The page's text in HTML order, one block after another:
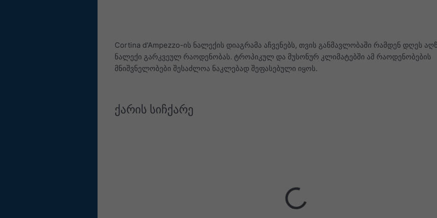
Cortina d'Ampezzo-ის ნალექის დიაგრამა აჩვენებს, თვის განმავლობაში რამდენ დღეს
ნალექი გარკვეულ რაოდენობას. ტროპიკულ და მუსონურ კლიმატებში ამ რაოდენობების
მნიშვნელობები შესაძლოა ნაკლებად შეფასებული იყოს.
ქარის სიჩქარე